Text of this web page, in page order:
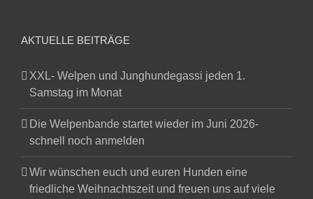
AKTUELLE BEITRÄGE
XXL- Welpen und Junghundegassi jeden 1.
Samstag im Monat
Die Welpenbande startet wieder im Juni 2026-
schnell noch anmelden
Wir wünschen euch und euren Hunden eine
friedliche Weihnachtszeit und freuen uns auf viele